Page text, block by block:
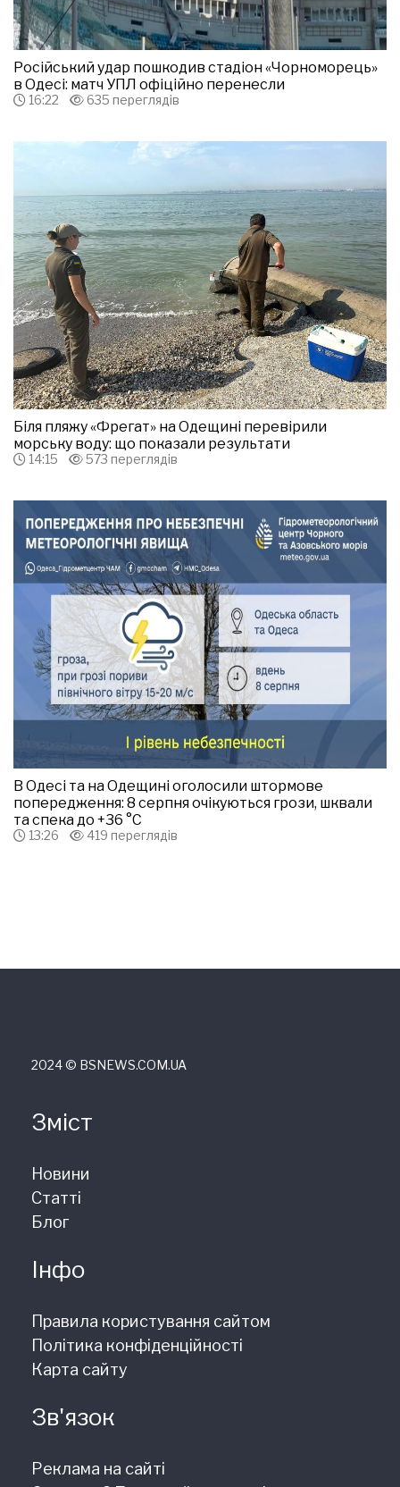
Російський удар пошкодив стадіон «Чорноморець»
в Одесі: матч УПЛ офіційно перенесли
16:22 635 переглядів
Біля пляжу «Фрегат» на Одещині перевірили
морську воду: що показали результати
14:15 573 переглядів
В Одесі та на Одещині оголосили штормове
попередження: 8 серпня очікуються грози, шквали
та спека до +36 °С
13:26 419 переглядів
2024 © ВSNEWS.COM.UA
Зміст
Новини
Статті
Блог
Інфо
Правила користування сайтом
Політика конфіденційності
Карта сайту
Зв'язок
Реклама на сайті